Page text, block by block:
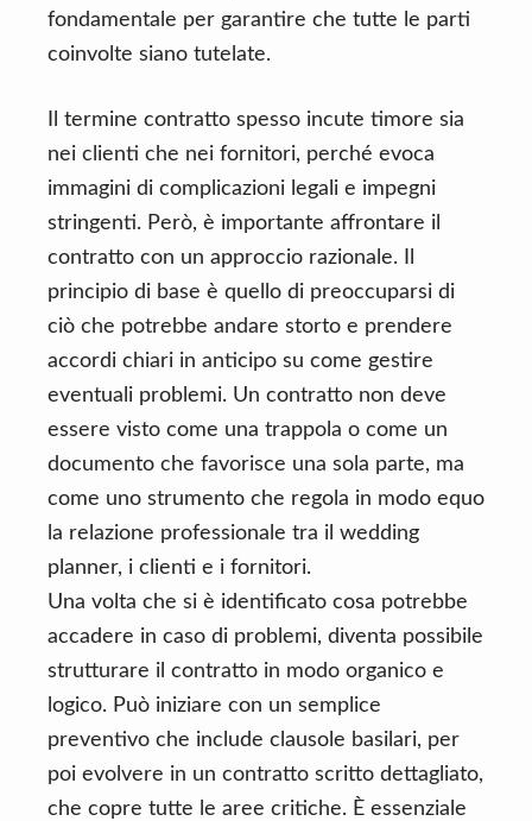
fondamentale per garantire che tutte le parti
coinvolte siano tutelate.
Il termine contratto spesso incute timore sia
nei clienti che nei fornitori, perché evoca
immagini di complicazioni legali e impegni
stringenti. Però, è importante affrontare il
contratto con un approccio razionale. Il
principio di base è quello di preoccuparsi di
ciò che potrebbe andare storto e prendere
accordi chiari in anticipo su come gestire
eventuali problemi. Un contratto non deve
essere visto come una trappola o come un
documento che favorisce una sola parte, ma
come uno strumento che regola in modo equo
la relazione professionale tra il wedding
planner, i clienti e i fornitori.
Una volta che si è identificato cosa potrebbe
accadere in caso di problemi, diventa possibile
strutturare il contratto in modo organico e
logico. Può iniziare con un semplice
preventivo che include clausole basilari, per
poi evolvere in un contratto scritto dettagliato,
che copre tutte le aree critiche. È essenziale